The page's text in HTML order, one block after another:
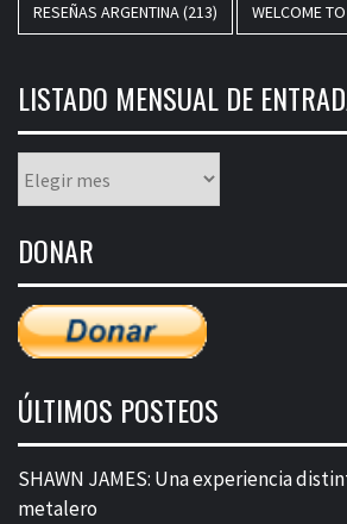
RESEÑAS ARGENTINA(213) WELCOME
LISTADO MENSUAL DE
mensual
entradas
DONAR
ÚLTIMOS POSTEOS
SHAWN JAMES: Una experiencia
metalero